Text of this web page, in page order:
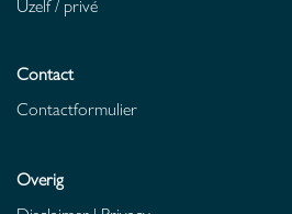
Uzelf / privé
Contact
Contactformulier
Overig